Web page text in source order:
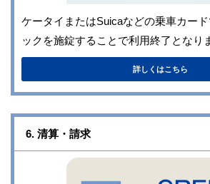
ケータイまたはSuicaなどの乗車カー
ックを施錠することで利用終了となり
詳しくはこちら
6. 清算・請求